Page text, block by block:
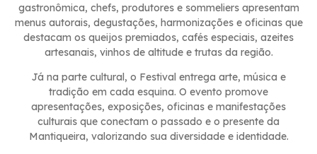
gastronômica, chefs, produtores e sommeliers apresentam
menus autorais, degustações, harmonizações e oficinas que
destacam os queijos premiados, cafés especiais, azeites
artesanais, vinhos de altitude e trutas da região.
Já na parte cultural, o Festival entrega arte, música e
tradição em cada esquina. O evento promove
apresentações, exposições, oficinas e manifestações
culturais que conectam o passado e o presente da
Mantiqueira, valorizando sua diversidade e identidade.